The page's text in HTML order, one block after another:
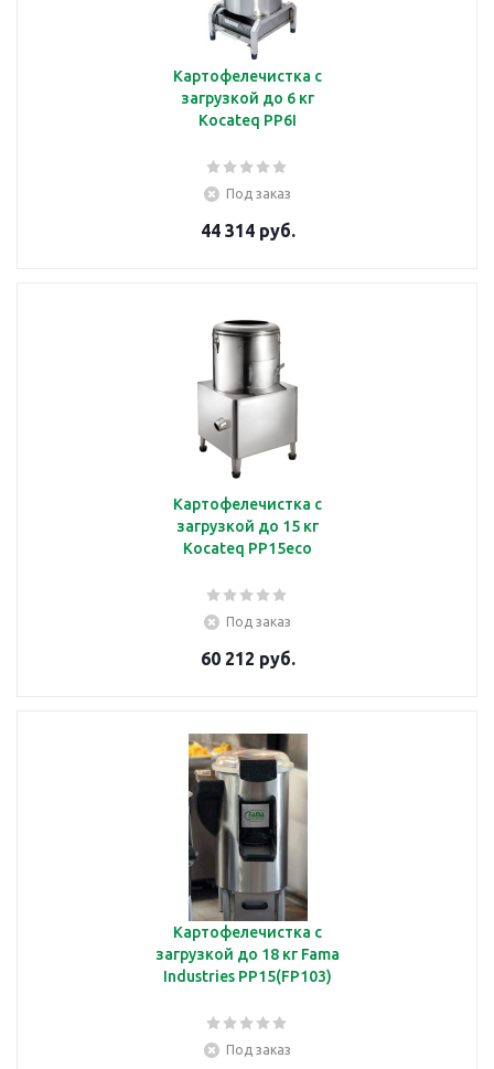
Картофелечистка с
загрузкой до 6 кг
Kocateq PP6I
Под заказ
44 314 руб.
Картофелечистка с
загрузкой до 15 кг
Kocateq PP15eco
Под заказ
60 212 руб.
Картофелечистка с
загрузкой до 18 кг Fama
Industries PP15(FP103)
Под заказ